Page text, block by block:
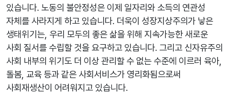
있습니다. 노동의 불안정성은 이제 일자리와 소득의 연관성
자체를 사라지게 하고 있습니다. 더욱이 성장지상주의가 낳은
생태위기는, 우리 모두의 좋은 삶을 위해 지속가능한 새로운
사회 질서를 수립할 것을 요구하고 있습니다. 그리고 신자유주의
사회 내부의 위기도 더 이상 관리할 수 없는 수준에 이르러 육아,
돌봄, 교육 등과 같은 사회서비스가 영리화됨으로써
사회재생산이 어려워지고 있습니다.